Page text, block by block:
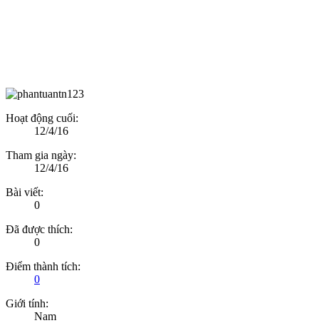
Hoạt động cuối:
12/4/16
Tham gia ngày:
12/4/16
Bài viết:
0
Đã được thích:
0
Điểm thành tích:
0
Giới tính:
Nam